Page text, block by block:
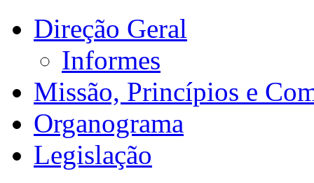
Direção Geral
Informes
Missão, Princípios e
Organograma
Legislação